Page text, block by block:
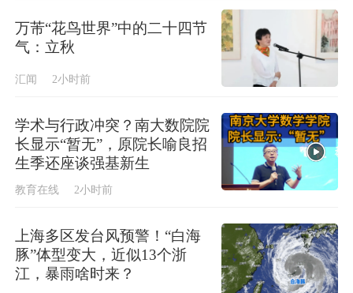
万芾“花鸟世界”中的二十四节
气：立秋
汇闻 2小时前
学术与行政冲突？南大数院院
长显示“暂无”，原院长喻良招
生季还座谈强基新生
教育在线 2小时前
上海多区发台风预警！“白海
豚”体型变大，近似13个浙
江，暴雨啥时来？